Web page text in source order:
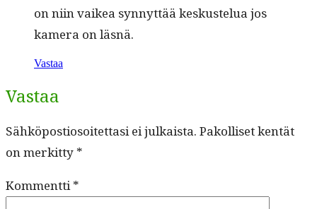
on niin vaikea syn­nyt­tää keskustelua jos
kam­era on läsnä.
Vastaa
Vastaa
Sähköpostiosoitettasi ei julkaista. Pakolliset kentät
on merkitty *
Kommentti*